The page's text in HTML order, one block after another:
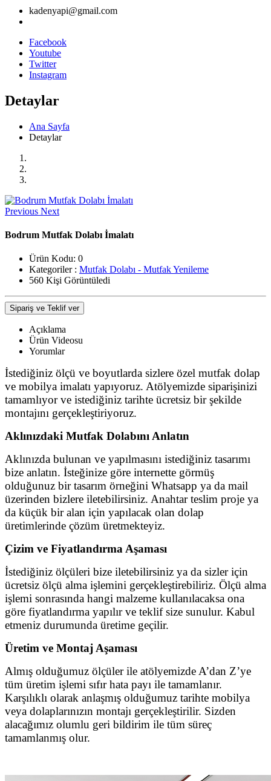
kadenyapi@gmail.com
Facebook
Youtube
Twitter
Instagram
Detaylar
Ana Sayfa
Detaylar
Previous Next
Bodrum Mutfak Dolabı İmalatı
Ürün Kodu: 0
Kategoriler : Mutfak Dolabı - Mutfak Yenileme
560 Kişi Görüntüledi
Sipariş ve Teklif ver
Açıklama
Ürün Videosu
Yorumlar
İstediğiniz ölçü ve boyutlarda sizlere özel mutfak dolap
ve mobilya imalatı yapıyoruz. Atölyemizde siparişinizi
tamamlıyor ve istediğiniz tarihte ücretsiz bir şekilde
montajını gerçekleştiriyoruz.
Aklınızdaki Mutfak Dolabını Anlatın
Aklınızda bulunan ve yapılmasını istediğiniz tasarımı
bize anlatın. İsteğinize göre internette görmüş
olduğunuz bir tasarım örneğini Whatsapp ya da mail
üzerinden bizlere iletebilirsiniz. Anahtar teslim proje ya
da küçük bir alan için yapılacak olan dolap
üretimlerinde çözüm üretmekteyiz.
Çizim ve Fiyatlandırma Aşaması
İstediğiniz ölçüleri bize iletebilirsiniz ya da sizler için
ücretsiz ölçü alma işlemini gerçekleştirebiliriz. Ölçü alma
işlemi sonrasında hangi malzeme kullanılacaksa ona
göre fiyatlandırma yapılır ve teklif size sunulur. Kabul
etmeniz durumunda üretime geçilir.
Üretim ve Montaj Aşaması
Almış olduğumuz ölçüler ile atölyemizde A’dan Z’ye
tüm üretim işlemi sıfır hata payı ile tamamlanır.
Karşılıklı olarak anlaşmış olduğumuz tarihte mobilya
veya dolaplarınızın montajı gerçekleştirilir. Sizden
alacağımız olumlu geri bildirim ile tüm süreç
tamamlanmış olur.